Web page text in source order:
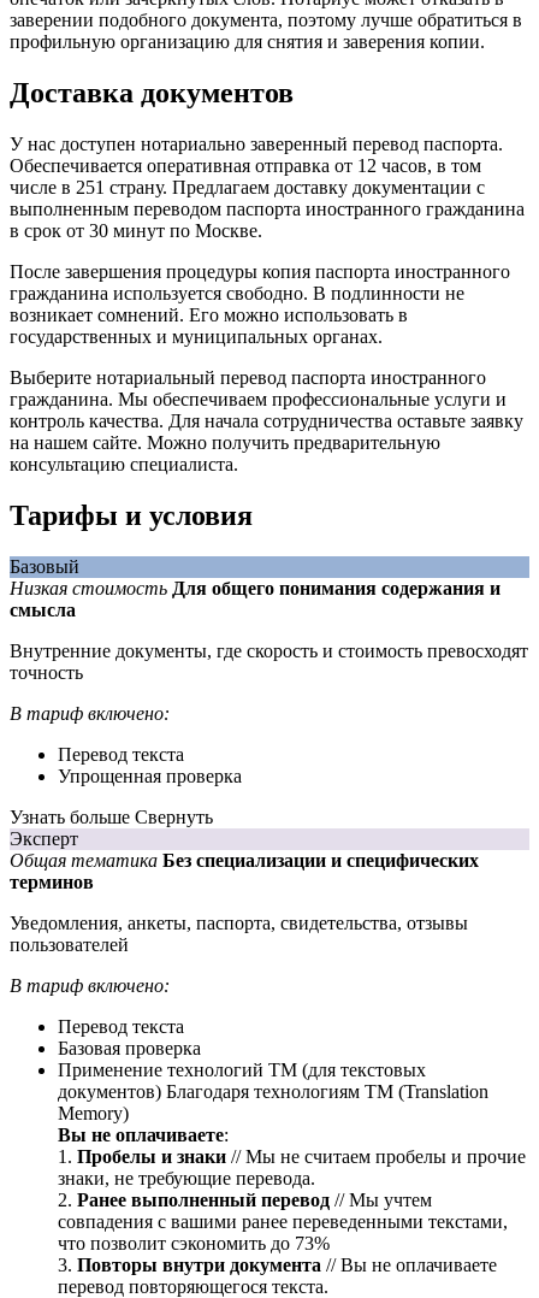
заверении подобного документа, поэтому лучше обратиться в
профильную организацию для снятия и заверения копии.
Доставка документов
У нас доступен нотариально заверенный перевод паспорта.
Обеспечивается оперативная отправка от 12 часов, в том
числе в 251 страну. Предлагаем доставку документации с
выполненным переводом паспорта иностранного гражданина
в срок от 30 минут по Москве.
После завершения процедуры копия паспорта иностранного
гражданина используется свободно. В подлинности не
возникает сомнений. Его можно использовать в
государственных и муниципальных органах.
Выберите нотариальный перевод паспорта иностранного
гражданина. Мы обеспечиваем профессиональные услуги и
контроль качества. Для начала сотрудничества оставьте заявку
на нашем сайте. Можно получить предварительную
консультацию специалиста.
Тарифы и условия
Базовый
Низкая стоимость Для общего понимания содержания и
смысла
Внутренние документы, где скорость и стоимость превосходят
точность
В тариф включено:
Перевод текста
Упрощенная проверка
Узнать больше Свернуть
Эксперт
Общая тематика Без специализации и специфических
терминов
Уведомления, анкеты, паспорта, свидетельства, отзывы
пользователей
В тариф включено:
Перевод текста
Базовая проверка
Применение технологий ТМ (для текстовых
документов) Благодаря технологиям ТМ (Translation
Memory)
Вы не оплачиваете:
1. Пробелы и знаки // Мы не считаем пробелы и прочие
знаки, не требующие перевода.
2. Ранее выполненный перевод // Мы учтем
совпадения с вашими ранее переведенными текстами,
что позволит сэкономить до 73%
3. Повторы внутри документа // Вы не оплачиваете
перевод повторяющегося текста.